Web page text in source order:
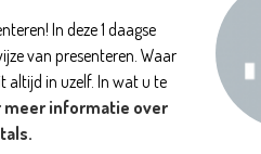
In deze 1 daagse
van presenteren. Waar
altijd in uzelf. In wat u te
meer informatie over